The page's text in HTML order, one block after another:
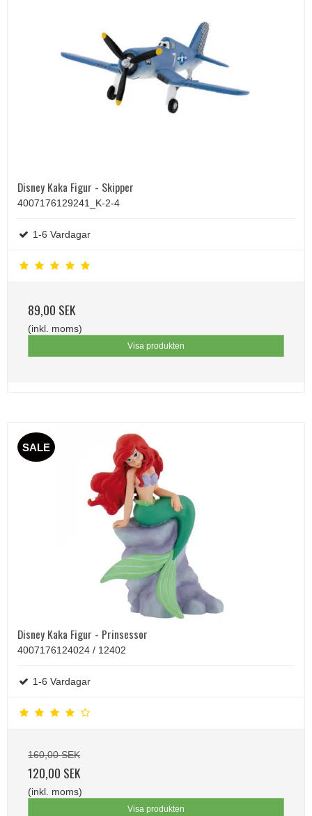
Disney Kaka Figur - Skipper
4007176129241_K-2-4
1-6 Vardagar
89,00 SEK
(inkl. moms)
Visa produkten
SALE
Disney Kaka Figur - Prinsessor
4007176124024 / 12402
1-6 Vardagar
160,00 SEK
120,00 SEK
(inkl. moms)
Visa produkten